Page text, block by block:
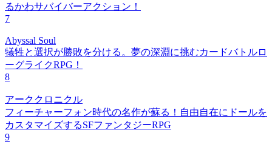
るかわサバイバーアクション！
7
Abyssal Soul
犠牲と選択が勝敗を分ける。夢の深淵に挑むカードバトルロ
ーグライクRPG！
8
アーククロニクル
フィーチャーフォン時代の名作が蘇る！自由自在にドールを
カスタマイズするSFファンタジーRPG
9